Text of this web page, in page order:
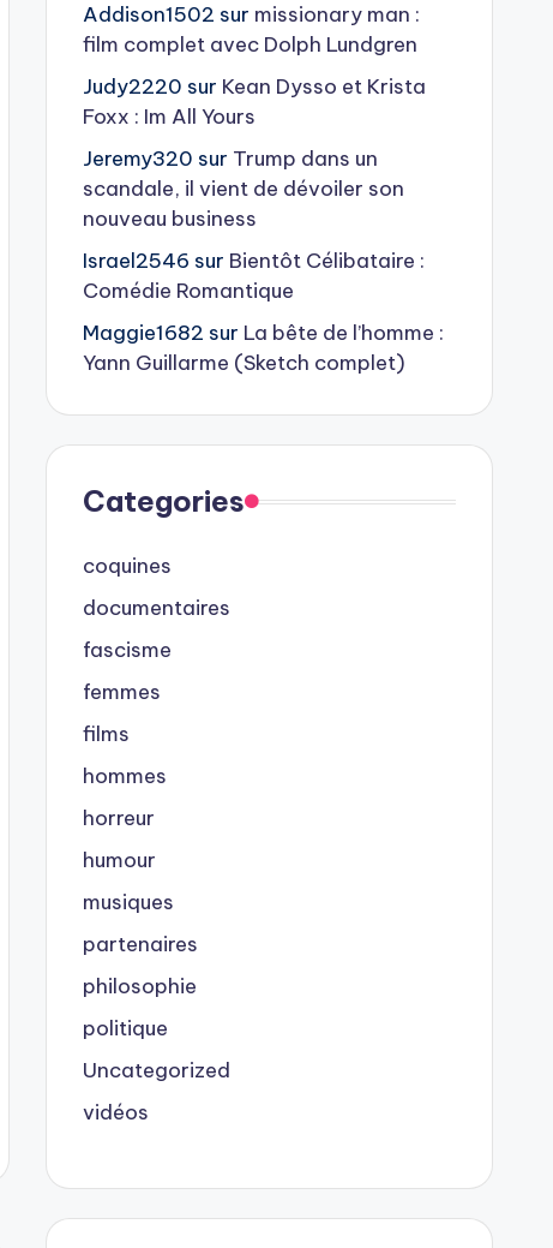
Addison1502 sur missionary man :
film complet avec Dolph Lundgren
Judy2220 sur Kean Dysso et Krista
Foxx : Im All Yours
Jeremy320 sur Trump dans un
scandale, il vient de dévoiler son
nouveau business
Israel2546 sur Bientôt Célibataire :
Comédie Romantique
Maggie1682 sur La bête de l’homme :
Yann Guillarme (Sketch complet)
Categories
coquines
documentaires
fascisme
femmes
films
hommes
horreur
humour
musiques
partenaires
philosophie
politique
Uncategorized
vidéos